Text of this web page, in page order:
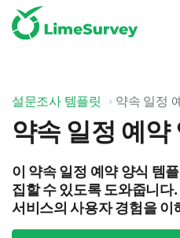
설문조사 템플릿 약속 일정
약속 일정 예약
이 약속 일정 예약 양식 템
집할 수 있도록 도와줍니다
서비스의 사용자 경험을